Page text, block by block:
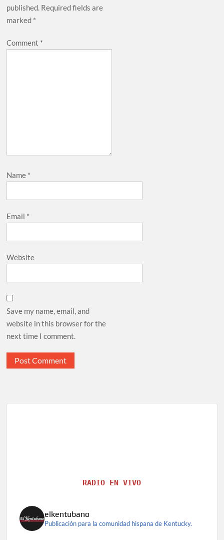
published. Required fields are
marked *
Comment *
Name *
Email *
Website
Save my name, email, and
website in this browser for the
next time I comment.
RADIO EN VIVO
elkentubano
Publicación para la comunidad hispana de Kentucky.